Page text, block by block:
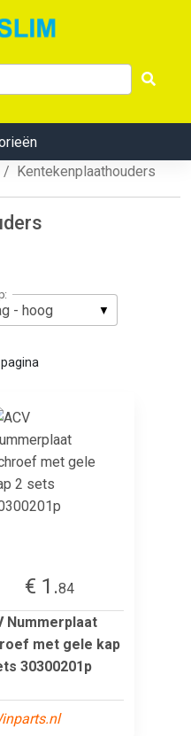
Kentekenplaathouders
€ 1.84
Nummerplaat
met gele kap
30300201p